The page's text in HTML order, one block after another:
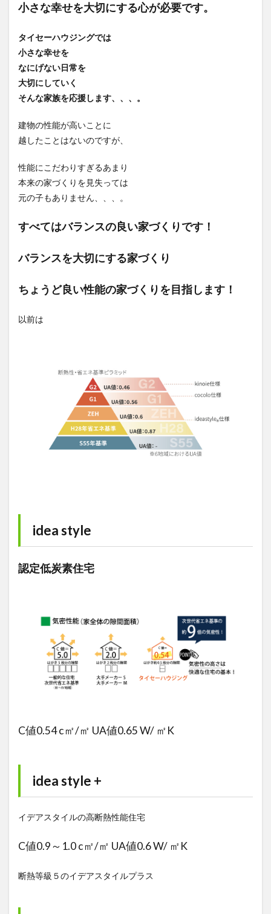
小さな幸せを大切にする心が必要です。
タイセーハウジングでは
小さな幸せを
なにげない日常を
大切にしていく
そんな家族を応援します、、、。
建物の性能が高いことに
越したことはないのですが、
性能にこだわりすぎるあまり
本来の家づくりを見失っては
元の子もありません、、、。
すべてはバランスの良い家づくりです！
バランスを大切にする家づくり
ちょうど良い性能の家づくりを目指します！
以前は
idea style
認定低炭素住宅
C値0.54 c㎡/㎡ UA値0.65 W/ ㎡K
idea style +
イデアスタイルの高断熱性能住宅
C値0.9～1.0 c㎡/㎡ UA値0.6 W/ ㎡K
断熱等級５のイデアスタイルプラス